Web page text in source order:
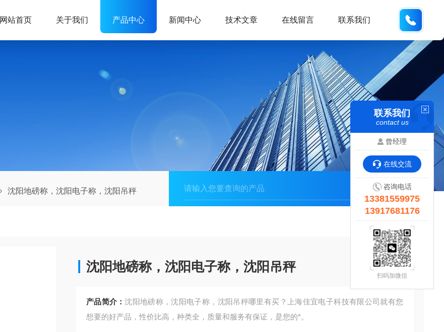
网站首页 关于我们 产品中心 新闻中心 技术文章 在线留言 联系我们
沈阳地磅称，沈阳电子称，沈阳吊秤
沈阳地磅称，沈阳电子称，沈阳吊秤
产品简介：沈阳地磅称，沈阳电子称，沈阳吊秤哪里有买？上海佳宜电子科技有限公司就有您
想要的好产品，性价比高，种类全，质量和服务有保证，是您的*。
联系我们
contact us
曾经理
在线交流
咨询电话
13381559975
13917681176
扫码加微信